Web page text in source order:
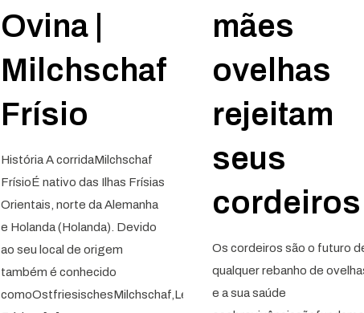
Ovina |
Milchschaf
Frísio
História A corridaMilchschaf
FrísioÉ nativo das Ilhas Frísias
Orientais, norte da Alemanha
e Holanda (Holanda). Devido
ao seu local de origem
também é conhecido
comoOstfriesischesMilchschaf,LesteOvelhas
mães
ovelhas
rejeitam
seus
cordeiros
Os cordeiros são o futuro
qualquer rebanho de
e a sua saúde